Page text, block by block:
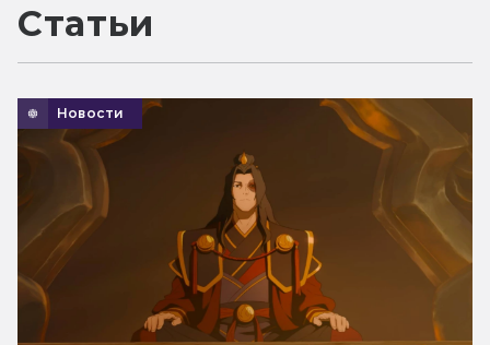
Статьи
Новости